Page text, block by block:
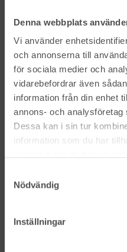
Denna webbplats
Vi använder
och annonserna till
för sociala medier och
vidarebefordrar även
information från din enhet
annons- och
Dessa kan i sin tur
information som du har
Nödvändig
Inställningar
Kontakta din närmaste
Prenumerera på vårt
Alltid nära